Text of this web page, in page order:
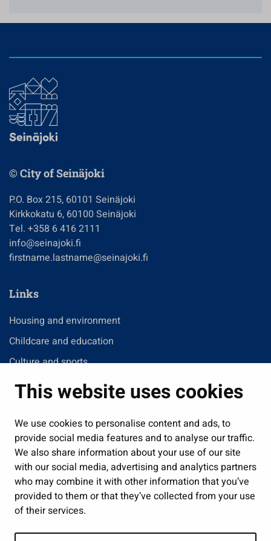
This website uses cookies
We use cookies to personalise content and ads, to
provide social media features and to analyse our traffic.
We also share information about your use of our site
with our social media, advertising and analytics partners
who may combine it with other information that you’ve
provided to them or that they’ve collected from your use
of their services.
© City of Seinäjoki
P.O. Box 215, 60101 Seinäjoki
Kirkkokatu 6, 60100 Seinäjoki
Tel. +358 6 416 2111
info@seinajoki.fi
firstname.lastname@seinajoki.fi
Links
Housing and environment
Childcare and education
Culture and sports
Administration
Jobs and enterprise
Public services and participation
Show my cookie settings
Follow us